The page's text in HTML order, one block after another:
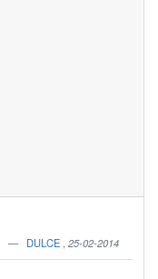
DULCE 25-02-2014